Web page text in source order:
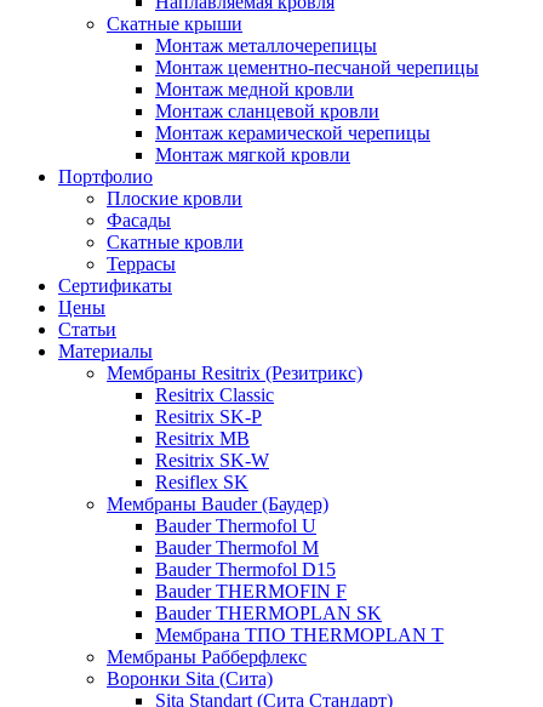
Скатные крыши
Монтаж металлочерепицы
Монтаж цементно-песчаной черепицы
Монтаж медной кровли
Монтаж сланцевой кровли
Монтаж керамической черепицы
Монтаж мягкой кровли
Портфолио
Плоские кровли
Фасады
Скатные кровли
Террасы
Сертификаты
Цены
Статьи
Материалы
Мембраны Resitrix (Резитрикс)
Resitrix Classic
Resitrix SK-P
Resitrix MB
Resitrix SK-W
Resiflex SK
Мембраны Bauder (Баудер)
Bauder Thermofol U
Bauder Thermofol M
Bauder Thermofol D15
Bauder THERMOFIN F
Bauder THERMOPLAN SK
Мембрана ТПО THERMOPLAN T
Мембраны Рабберфлекс
Воронки Sita (Сита)
Sita Standart (Сита Стандарт)